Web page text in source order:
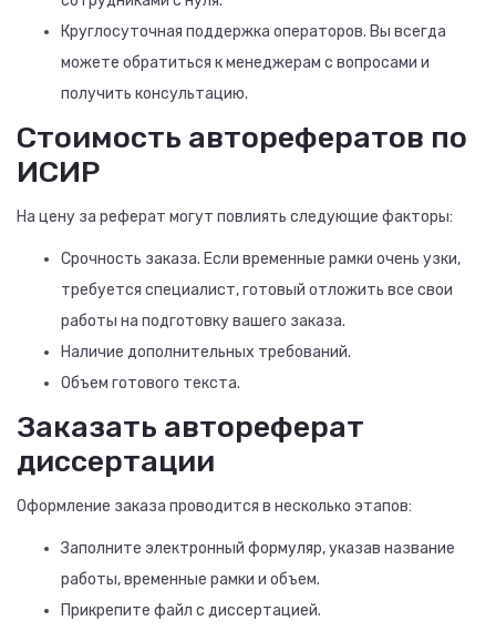
Круглосуточная поддержка операторов. Вы всегда
можете обратиться к менеджерам с вопросами и
получить консультацию.
Стоимость авторефератов по
ИСИР
На цену за реферат могут повлиять следующие факторы:
Срочность заказа. Если временные рамки очень узки,
требуется специалист, готовый отложить все свои
работы на подготовку вашего заказа.
Наличие дополнительных требований.
Объем готового текста.
Заказать автореферат
диссертации
Оформление заказа проводится в несколько этапов:
Заполните электронный формуляр, указав название
работы, временные рамки и объем.
Прикрепите файл с диссертацией.